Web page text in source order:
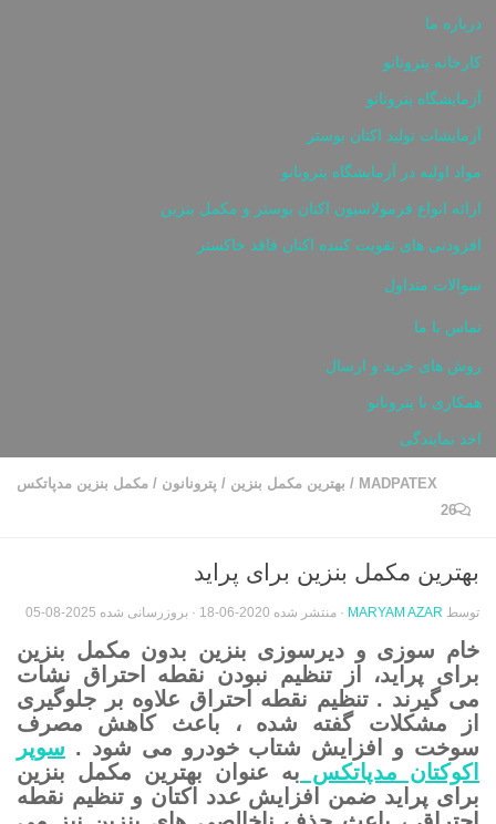
درباره ما
کارخانه پترونانو
آزمایشگاه پترونانو
آزمایشات تولید اکتان بوستر
مواد اولیه در آزمایشگاه پترونانو
ارائه انواع فرمولاسیون اکتان بوستر و مکمل بنزین
افزودنی های تقویت کننده اکتان فاقد خاکستر
سوالات متداول
تماس با ما
روش های خرید و ارسال
همکاری با پترونانو
اخذ نمایندگی
MADPATEX
/ بهترین مکمل بنزین / پترونانون / مکمل بنزین مدپاتکس
26
بهترین مکمل بنزین برای پراید
توسط MARYAM AZAR · منتشر شده 2020-06-18 · بروزرسانی شده 2025-08-05
خام سوزی و دیرسوزی بنزین بدون مکمل بنزین
برای پراید، از تنظیم نبودن نقطه احتراق نشات
می گیرند . تنظیم نقطه احتراق علاوه بر جلوگیری
از مشکلات گفته شده ، باعث کاهش مصرف
سوخت و افزایش شتاب خودرو می شود . سوپر
اکوکتان مدپاتکس به عنوان بهترین مکمل بنزین
برای پراید ضمن افزایش عدد اکتان و تنظیم نقطه